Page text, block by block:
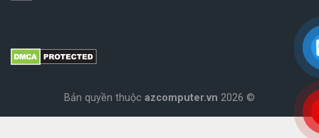
Bản quyền thuộc azcomputer.vn 2026 ©